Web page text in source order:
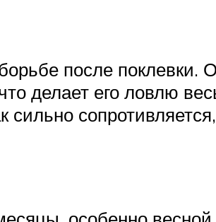
после поклевки.
делает его ловлю